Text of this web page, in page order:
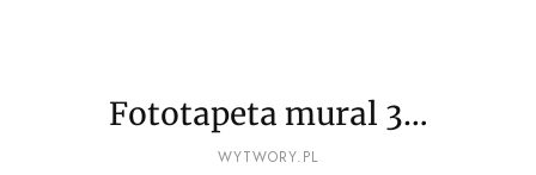
Fototapeta mural 3D
palmy, kolory dżungli
PRODUCENT
WYTWORY.PL